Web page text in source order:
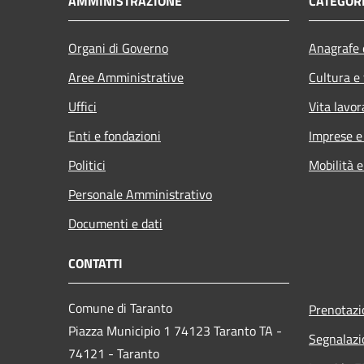
Organi di Governo
Aree Amministrative
Uffici
Enti e fondazioni
Politici
Personale Amministrativo
Documenti e dati
Cultura
Vita
Imprese
Mobilità
CONTATTI
Comune di Taranto
Piazza Municipio 1 74123 Taranto TA -
74121 - Taranto